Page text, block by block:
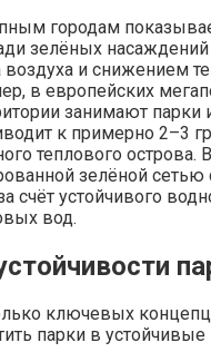
городам
зелёных насаждений
воздуха и снижением
в европейских
занимают парки
к примерно 2–3
теплового острова.
зелёной сетью
счёт устойчивого
вод.
ключевых
парки в